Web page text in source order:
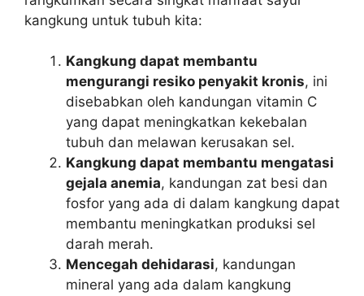
kangkung untuk tubuh kita:
Kangkung dapat membantu
mengurangi resiko penyakit kronis, ini
disebabkan oleh kandungan vitamin C
yang dapat meningkatkan kekebalan
tubuh dan melawan kerusakan sel.
Kangkung dapat membantu mengatasi
gejala anemia, kandungan zat besi dan
fosfor yang ada di dalam kangkung dapat
membantu meningkatkan produksi sel
darah merah.
Mencegah dehidarasi, kandungan
mineral yang ada dalam kangkung